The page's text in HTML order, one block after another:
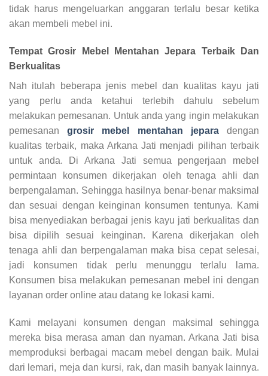
tidak harus mengeluarkan anggaran terlalu besar ketika
akan membeli mebel ini.
TempatGrosir Mebel Mentahan Jepara Terbaik Dan
Berkualitas
Nah itulah beberapa jenis mebel dan kualitas kayu jati
yang perlu anda ketahui terlebih dahulu sebelum
melakukan pemesanan. Untuk anda yang ingin melakukan
pemesanangrosir mebel mentahan jeparadengan
kualitas terbaik, maka Arkana Jati menjadi pilihan terbaik
untuk anda. Di Arkana Jati semua pengerjaan mebel
permintaan konsumen dikerjakan oleh tenaga ahli dan
berpengalaman. Sehingga hasilnya benar-benar maksimal
dan sesuai dengan keinginan konsumen tentunya. Kami
bisa menyediakan berbagai jenis kayu jati berkualitas dan
bisa dipilih sesuai keinginan. Karena dikerjakan oleh
tenaga ahli dan berpengalaman maka bisa cepat selesai,
jadi konsumen tidak perlu menunggu terlalu lama.
Konsumen bisa melakukan pemesanan mebel ini dengan
layanan order online atau datang ke lokasi kami.
Kami melayani konsumen dengan maksimal sehingga
mereka bisa merasa aman dan nyaman. Arkana Jati bisa
memproduksi berbagai macam mebel dengan baik. Mulai
dari lemari, meja dan kursi, rak, dan masih banyak lainnya.